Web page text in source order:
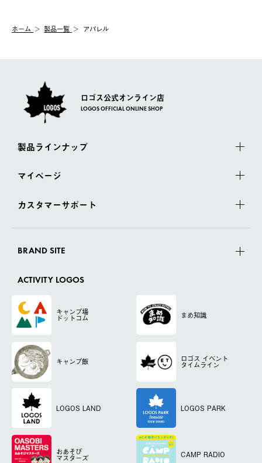
【配送業者】
佐川急便にて配送されます。
む）は受け付けておりません。
一度お手元の商品を返品いただき、ご希望商品を再注文してくだ
ホーム 製品一覧 アパレル
ロゴス公式オンライン店
LOGOS OFFICIAL ONLINE SHOP
製品ラインナップ
マイページ
カスタマーサポート
BRAND SITE
ACTIVITY LOGOS
キャンプ場
ドットコム まめ知識
キャンプ飯 ロゴス イベント
タイムライン
LOGOS LAND LOGOS PARK
おあそび
マスターズ CAMP RADIO